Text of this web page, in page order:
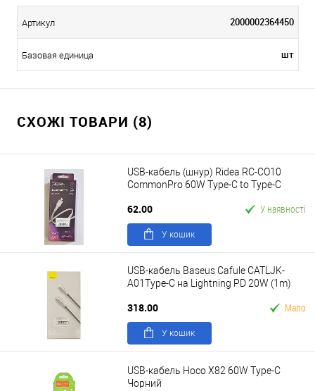
Артикул 2000002364450
Базовая единица шт
СХОЖІ ТОВАРИ (8)
USB-кабель (шнур) Ridea RC-CO10
CommonPro 60W Type-C to Type-C
62.00 У наявності
У кошик
USB-кабель Baseus Cafule CATLJK-
A01Type-C на Lightning PD 20W (1m)
318.00 Мало
У кошик
USB-кабель Hoco X82 60W Type-C
Чорний